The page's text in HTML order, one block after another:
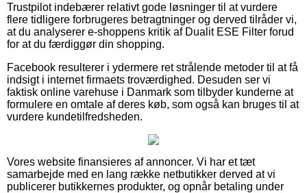
Trustpilot indebærer relativt gode løsninger til at vurdere
flere tidligere forbrugeres betragtninger og derved tilråder vi,
at du analyserer e-shoppens kritik af Dualit ESE Filter forud
for at du færdiggør din shopping.
Facebook resulterer i ydermere ret strålende metoder til at få
indsigt i internet firmaets troværdighed. Desuden ser vi
faktisk online varehuse i Danmark som tilbyder kunderne at
formulere en omtale af deres køb, som også kan bruges til at
vurdere kundetilfredsheden.
Vores website finansieres af annoncer. Vi har et tæt
samarbejde med en lang række netbutikker derved at vi
publicerer butikkernes produkter, og opnår betaling under